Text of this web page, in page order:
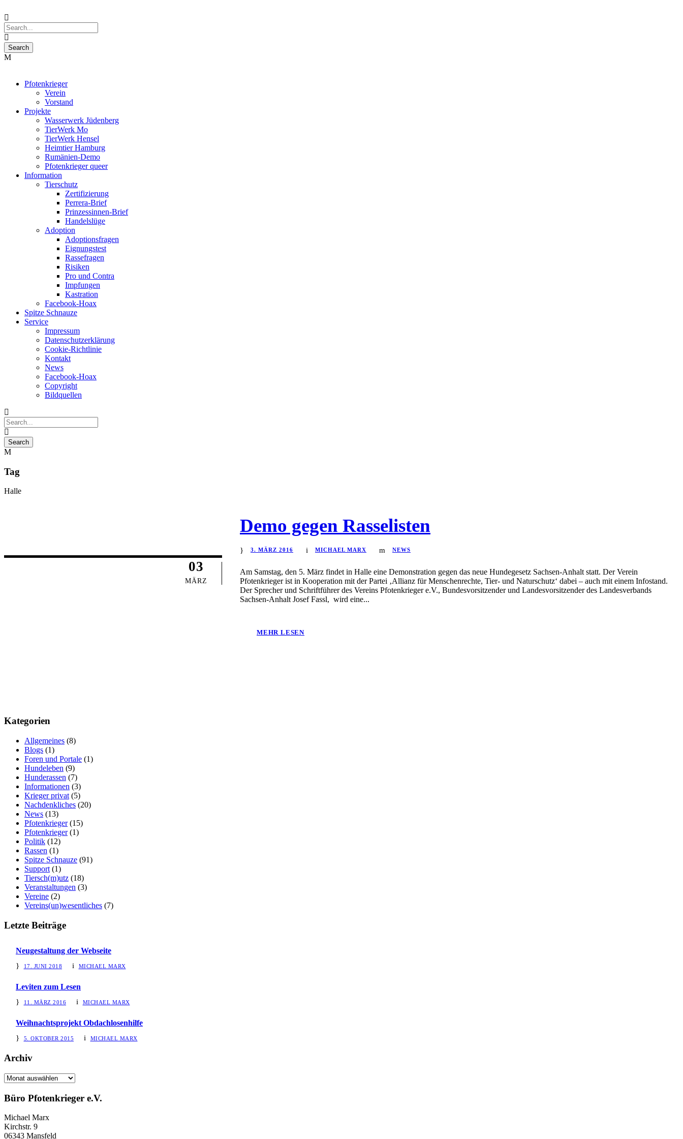
Pfotenkrieger
Verein
Vorstand
Projekte
Wasserwerk Jüdenberg
TierWerk Mo
TierWerk Hensel
Heimtier Hamburg
Rumänien-Demo
Pfotenkrieger queer
Information
Tierschutz
Zertifizierung
Perrera-Brief
Prinzessinnen-Brief
Handelslüge
Adoption
Adoptionsfragen
Eignungstest
Rassefragen
Risiken
Pro und Contra
Impfungen
Kastration
Facebook-Hoax
Spitze Schnauze
Service
Impressum
Datenschutzerklärung
Cookie-Richtlinie
Kontakt
News
Facebook-Hoax
Copyright
Bildquellen
Tag
Halle
03
MÄRZ
Demo gegen Rasselisten
3. MÄRZ 2016 MICHAEL MARX NEWS
Am Samstag, den 5. März findet in Halle eine Demonstration gegen das neue Hundegesetz Sachsen-Anhalt statt. Der Verein
Pfotenkrieger ist in Kooperation mit der Partei ‚Allianz für Menschenrechte, Tier- und Naturschutz‘ dabei – auch mit einem Infostand.
Der Sprecher und Schriftführer des Vereins Pfotenkrieger e.V., Bundesvorsitzender und Landesvorsitzender des Landesverbands
Sachsen-Anhalt Josef Fassl, wird eine...
MEHR LESEN
Kategorien
Allgemeines (8)
Blogs (1)
Foren und Portale (1)
Hundeleben (9)
Hunderassen (7)
Informationen (3)
Krieger privat (5)
Nachdenkliches (20)
News (13)
Pfotenkrieger(15)
Pfotenkrieger(1)
Politik (12)
Rassen (1)
Spitze Schnauze (91)
Support (1)
Tiersch(m)utz (18)
Veranstaltungen (3)
Vereine (2)
Vereins(un)wesentliches (7)
Letzte Beiträge
Neugestaltung der Webseite
17. JUNI 2018 MICHAEL MARX
Leviten zum Lesen
11. MÄRZ 2016 MICHAEL MARX
Weihnachtsprojekt Obdachlosenhilfe
5. OKTOBER 2015 MICHAEL MARX
Archiv
Archiv
Büro Pfotenkrieger e.V.
Michael Marx
Kirchstr. 9
06343 Mansfeld